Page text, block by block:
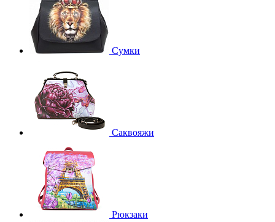
Сумки
Саквояжи
Рюкзаки